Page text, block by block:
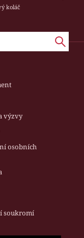
koláč
výzvy
osobních
soukromí